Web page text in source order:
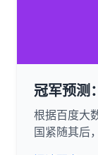
冠军预测
根据百度大
国紧随其后